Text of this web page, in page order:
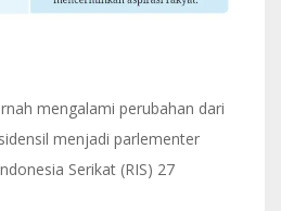
mengalami perubahan dari
menjadi parlementer
Serikat (RIS) 27